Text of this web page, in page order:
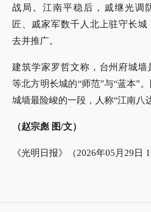
战局。江南平稳后，戚继光调
匠、戚家军数千人北上驻守长城
去并推广。
建筑学家罗哲文称，台州府城墙
等北方明长城的“师范”与“蓝本”
城墙最险峻的一段，人称“江南八
（赵宗彪 图/文）
《光明日报》（2026年05月29日